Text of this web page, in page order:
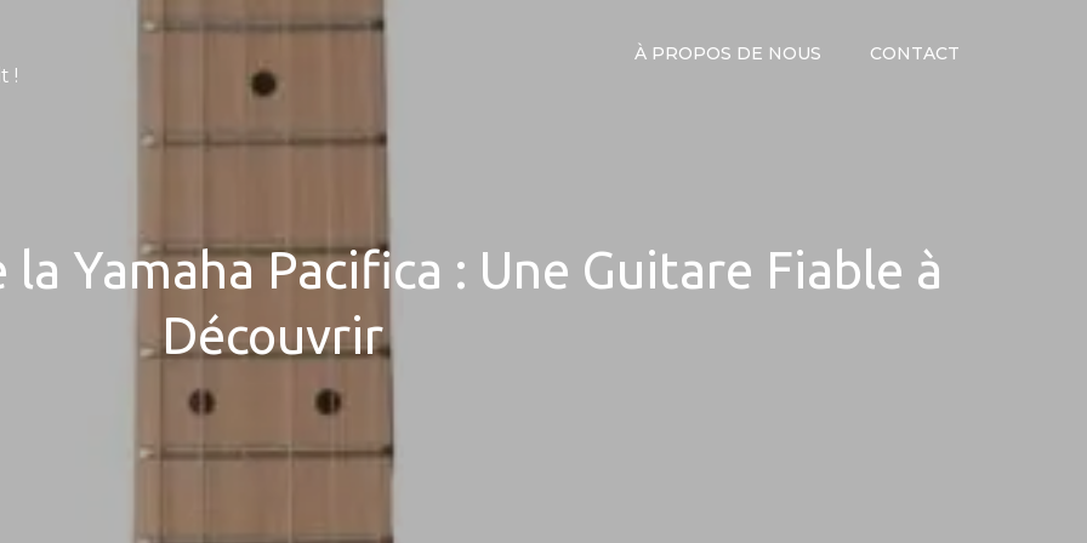
!
À PROPOS DE NOUS CONTACT
la Yamaha Pacifica : Une Guitare Fiable à
Découvrir